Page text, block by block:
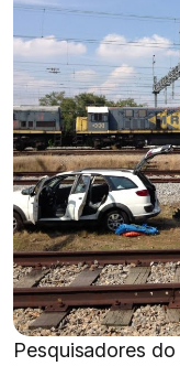
Pesquisadores